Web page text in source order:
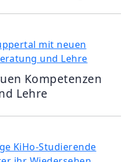
Kompetenzen
Lehre